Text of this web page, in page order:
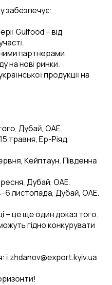
забезпечує:
Gulfood – від
партнерами.
на нові ринки.
продукції на
Дубай, ОАЕ.
травня, Ер-Ріяд,
Кейптаун, Південна
Дубай, ОАЕ.
листопада, Дубай, ОАЕ.
– це ще один доказ того,
гідно конкурувати
i.zhdanov@export.kyiv.ua